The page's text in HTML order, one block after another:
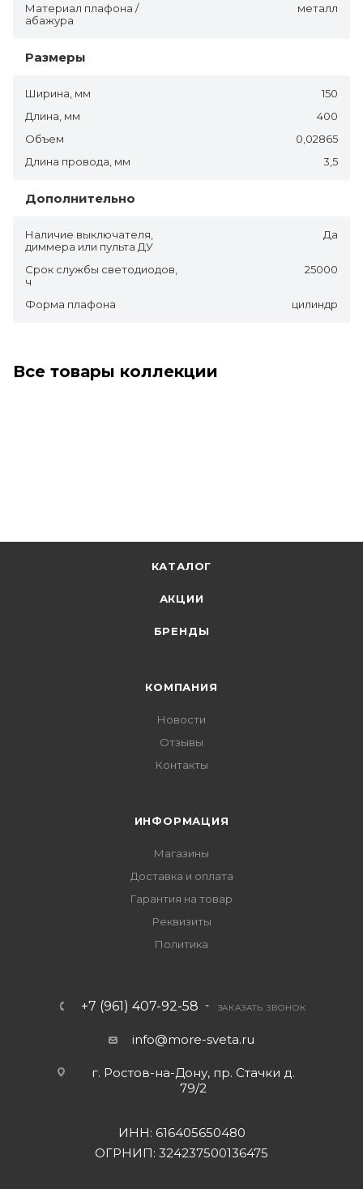
Материал плафона /
абажура
металл
Размеры
Ширина, мм
150
Длина, мм
400
Объем
0,02865
Длина провода, мм
3,5
Дополнительно
Наличие выключателя,
диммера или пульта ДУ
Да
Срок службы светодиодов,
ч
25000
Форма плафона цилиндр
Все товары коллекции
КАТАЛОГ
АКЦИИ
БРЕНДЫ
КОМПАНИЯ
Новости
Отзывы
Контакты
ИНФОРМАЦИЯ
Магазины
Доставка и оплата
Гарантия на товар
Реквизиты
Политика
+7 (961) 407-92-58 ЗАКАЗАТЬ ЗВОНОК
info@more-sveta.ru
г. Ростов-на-Дону, пр. Стачки д.
79/2
ИНН: 616405650480
ОГРНИП: 324237500136475